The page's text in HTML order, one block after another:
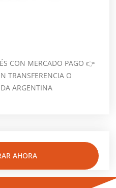
CON MERCADO PAGO 👉
TRANSFERENCIA O
ARGENTINA
AHORA